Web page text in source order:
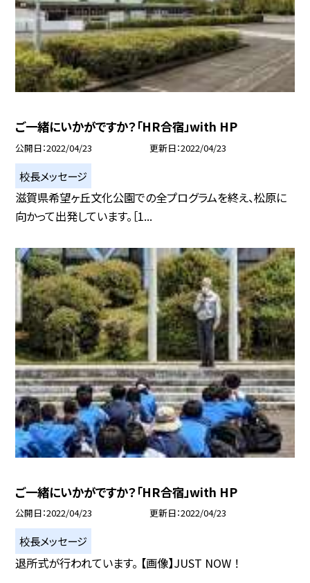
ご一緒にいかがですか？「HR合宿」with HP
公開日 2022/04/23 更新日 2022/04/23
校長メッセージ
滋賀県希望ヶ丘文化公園での全プログラムを終え、松原に
向かって出発しています。［1...
ご一緒にいかがですか？「HR合宿」with HP
公開日 2022/04/23 更新日 2022/04/23
校長メッセージ
退所式が行われています。 【画像】JUST NOW ！